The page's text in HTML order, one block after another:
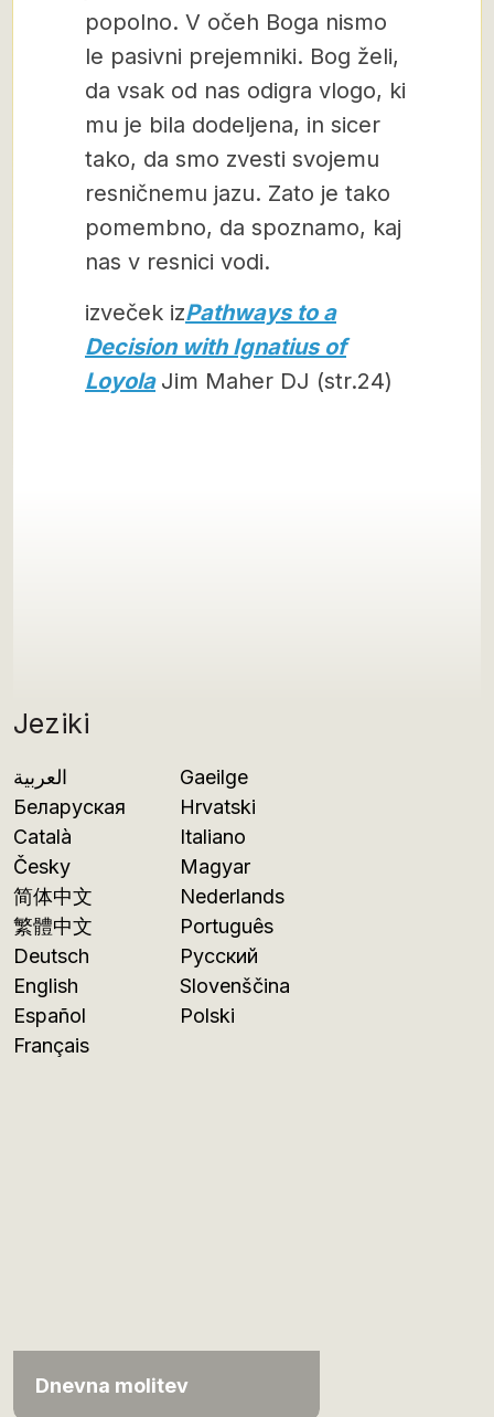
Jeziki
العربية
Беларуская
Català
Česky
简体中文
繁體中文
Deutsch
English
Español
Français
Gaeilge
Hrvatski
Italiano
Magyar
Nederlands
Português
Русский
Slovenščina
Polski
Dnevna molitev
popolno. V očeh Boga nismo
le pasivni prejemniki. Bog želi,
da vsak od nas odigra vlogo, ki
mu je bila dodeljena, in sicer
tako, da smo zvesti svojemu
resničnemu jazu. Zato je tako
pomembno, da spoznamo, kaj
nas v resnici vodi.
izveček izPathways to a
Decision with Ignatius of
Loyola Jim Maher DJ (str.24)